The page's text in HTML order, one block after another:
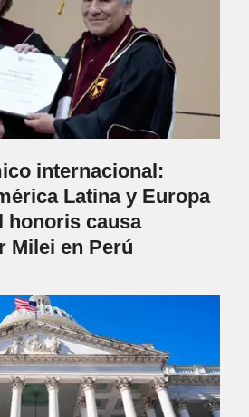
internacional:
Latina y Europa
honoris causa
Milei en Perú